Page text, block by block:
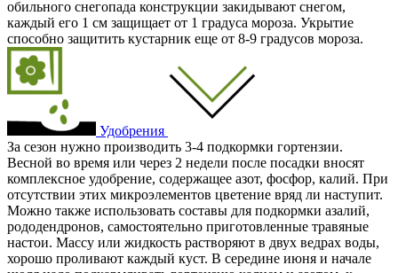
обильного снегопада конструкции закидывают снегом,
каждый его 1 см защищает от 1 градуса мороза. Укрытие
способно защитить кустарник еще от 8-9 градусов мороза.
Удобрения
За сезон нужно производить 3-4 подкормки гортензии.
Весной во время или через 2 недели после посадки вносят
комплексное удобрение, содержащее азот, фосфор, калий. При
отсутствии этих микроэлементов цветение вряд ли наступит.
Можно также использовать составы для подкормки азалий,
рододендронов, самостоятельно приготовленные травяные
настои. Массу или жидкость растворяют в двух ведрах воды,
хорошо проливают каждый куст. В середине июня и начале